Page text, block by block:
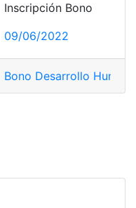
Inscripción Bono
09/06/2022
Bono Desarrollo